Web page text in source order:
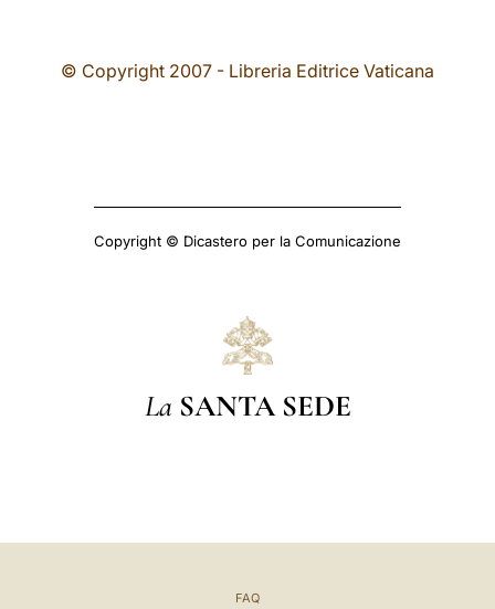
© Copyright 2007 - Libreria Editrice Vaticana
Copyright © Dicastero per la Comunicazione
La SANTA SEDE
FAQ